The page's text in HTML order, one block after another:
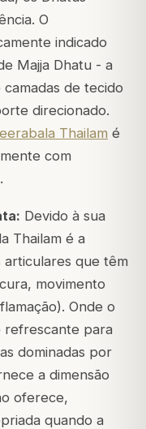
O
indicado
Majja Dhatu - a
de tecido
direcionado.
Thailam é
com
Devido à sua
Thailam é a
articulares que têm
movimento
Onde o
refrescante para
dominadas por
a dimensão
oferece,
quando a